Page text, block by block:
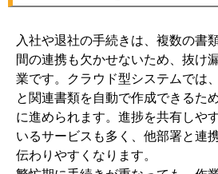
入社や退社の手続きは、複数の書
間の連携も欠かせないため、抜け
業です。クラウド型システムでは
と関連書類を自動で作成できるた
に進められます。進捗を共有しや
いるサービスも多く、他部署と連
伝わりやすくなります。